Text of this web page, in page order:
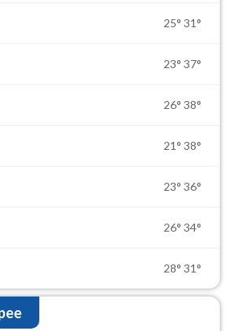
25° 31°
23° 37°
26° 38°
21° 38°
23° 36°
26° 34°
28° 31°